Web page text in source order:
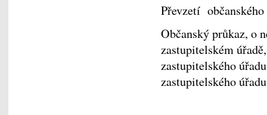
Převzetí
Občanský průkaz, o
zastupitelském
zastupitelského
zastupitelského